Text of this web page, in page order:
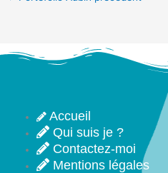
Accueil
Qui suis je ?
Contactez-moi
Mentions légales